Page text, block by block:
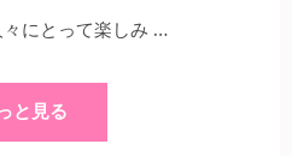
にとって楽しみ …
と見る